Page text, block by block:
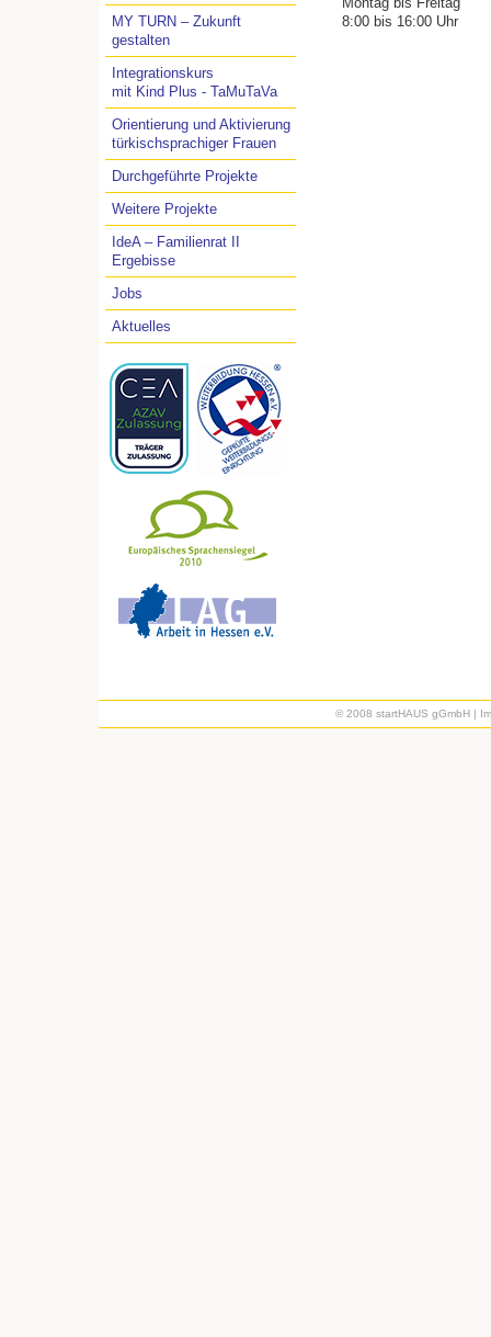
MY TURN – Zukunft
gestalten
Integrationskurs
mit Kind Plus - TaMuTaVa
Orientierung und Aktivierung
türkischsprachiger Frauen
Durchgeführte Projekte
Weitere Projekte
IdeA – Familienrat II
Ergebisse
Jobs
Aktuelles
8:00 bis 16:00 Uhr
© 2008 startHAUS gGmbH |